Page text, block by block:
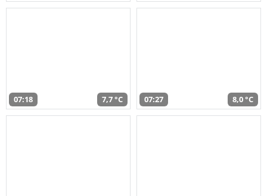
07:18 7,7 °C 07:27 8,0 °C